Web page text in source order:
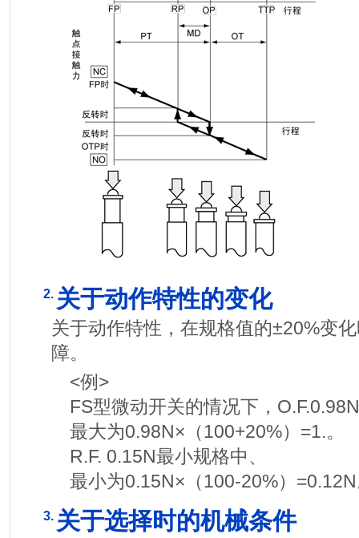
2. 关于动作特性的变化
关于动作特性，在规格值的±20%变
障。
<例>
FS型微动开关的情况下，
最大为0.98N×（100+20%）=1.。
R.F. 0.15N最小规格中、
最小为0.15N×（100-20%）
3. 关于选择时的机械条件